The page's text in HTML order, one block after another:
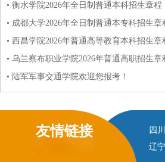
• 衡水学院2026年全日制普通本科招生章程
• 成都大学2026年全日制普通本专科招生章
• 西昌学院2026年普通高等教育本科招生章
• 乌兰察布职业学院2026年普通高职招生章
• 陆军军事交通学院欢迎您报考！
友情链接 四
辽